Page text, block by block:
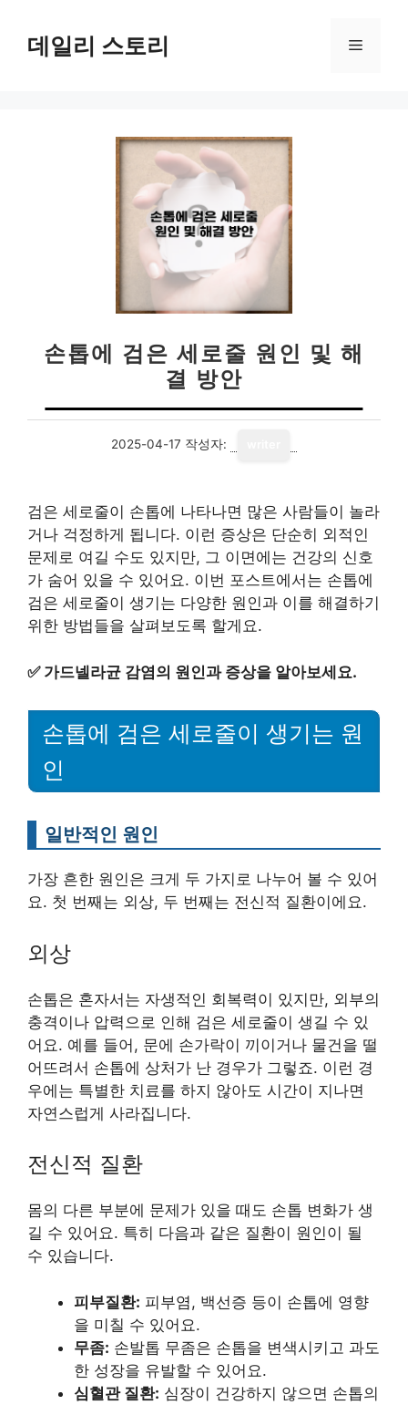
데일리 스토리 메
손톱에 검은 세로줄 원인 및 해
결 방안
2025-04-17 작성자:
검은 세로줄이 손톱에 나타나면 많은 사람들이 놀라
거나 걱정하게 됩니다. 이런 증상은 단순히 외적인
문제로 여길 수도 있지만, 그 이면에는 건강의 신호
가 숨어 있을 수 있어요. 이번 포스트에서는 손톱에
검은 세로줄이 생기는 다양한 원인과 이를 해결하기
위한 방법들을 살펴보도록 할게요.
✅ 가드넬라균 감염의 원인과 증상을 알아보세요.
손톱에 검은 세로줄이 생기는 원
인
일반적인 원인
가장 흔한 원인은 크게 두 가지로 나누어 볼 수 있어
요. 첫 번째는 외상, 두 번째는 전신적 질환이에요.
외상
손톱은 혼자서는 자생적인 회복력이 있지만, 외부의
충격이나 압력으로 인해 검은 세로줄이 생길 수 있
어요. 예를 들어, 문에 손가락이 끼이거나 물건을 떨
어뜨려서 손톱에 상처가 난 경우가 그렇죠. 이런 경
우에는 특별한 치료를 하지 않아도 시간이 지나면
자연스럽게 사라집니다.
전신적 질환
몸의 다른 부분에 문제가 있을 때도 손톱 변화가 생
길 수 있어요. 특히 다음과 같은 질환이 원인이 될
수 있습니다.
피부질환: 피부염, 백선증 등이 손톱에 영향
을 미칠 수 있어요.
무좀: 손발톱 무좀은 손톱을 변색시키고 과도
한 성장을 유발할 수 있어요.
심혈관 질환: 심장이 건강하지 않으면 손톱의